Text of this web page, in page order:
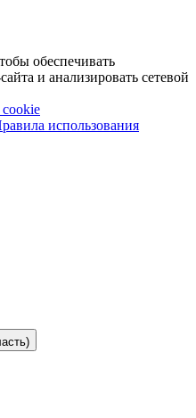
обеспечивать
и анализировать сетевой
использования